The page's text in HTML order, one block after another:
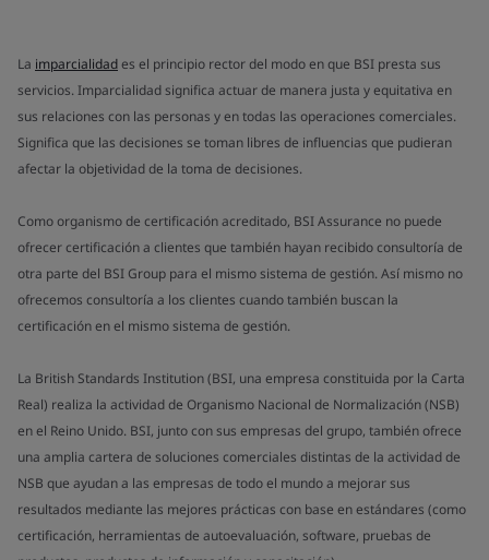
La imparcialidades el principio rector del modo en que BSI presta sus
servicios. Imparcialidad significa actuar de manera justa y equitativa en
sus relaciones con las personas y en todas las operaciones comerciales.
Significa que las decisiones se toman libres de influencias que pudieran
afectar la objetividad de la toma de decisiones.
Como organismo de certificación acreditado, BSI Assurance no puede
ofrecer certificación a clientes que también hayan recibido consultoría de
otra parte del BSI Group para el mismo sistema de gestión. Así mismo no
ofrecemos consultoría a los clientes cuando también buscan la
certificación en el mismo sistema de gestión.
La British Standards Institution (BSI, una empresa constituida por la Carta
Real) realiza la actividad de Organismo Nacional de Normalización (NSB)
en el Reino Unido. BSI, junto con sus empresas del grupo, también ofrece
una amplia cartera de soluciones comerciales distintas de la actividad de
NSB que ayudan a las empresas de todo el mundo a mejorar sus
resultados mediante las mejores prácticas con base en estándares (como
certificación, herramientas de autoevaluación, software, pruebas de